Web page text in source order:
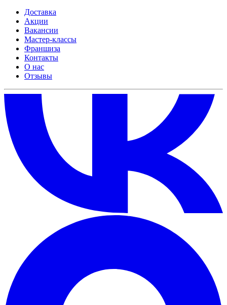
Доставка
Акции
Вакансии
Мастер-классы
Франшиза
Контакты
О нас
Отзывы